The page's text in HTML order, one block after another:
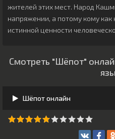
жителей этих мест. Народ
напряжении, а потому кому
истинной ценности
Смотреть "Шёпот"
Шёпот онлайн